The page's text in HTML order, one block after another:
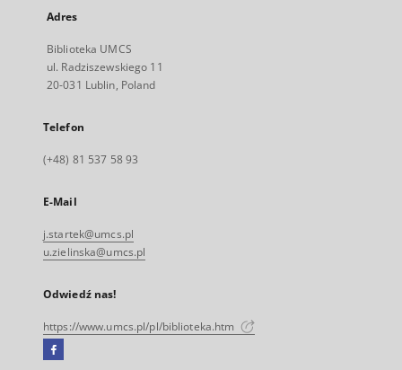
Adres
Biblioteka UMCS
ul. Radziszewskiego 11
20-031 Lublin, Poland
Telefon
(+48) 81 537 58 93
E-Mail
j.startek@umcs.pl
u.zielinska@umcs.pl
Odwiedź nas!
https://www.umcs.pl/pl/biblioteka.htm
Facebook